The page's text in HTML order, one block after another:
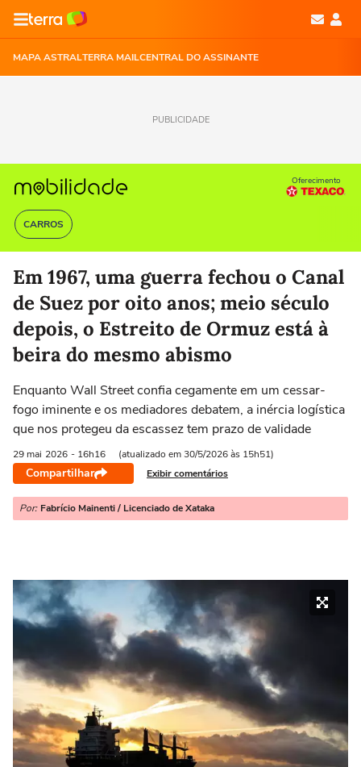
MAPA ASTRALTERRA MAILCENTRAL DO ASSINANTE
PUBLICIDADE
CARROS
Oferecimento
Em 1967, uma guerra fechou o Canal
de Suez por oito anos; meio século
depois, o Estreito de Ormuz está à
beira do mesmo abismo
Enquanto Wall Street confia cegamente em um cessar-
fogo iminente e os mediadores debatem, a inércia logística
que nos protegeu da escassez tem prazo de validade
29 mai 2026 - 16h16 (atualizado em 30/5/2026 às 15h51)
Compartilhar Exibir comentários
Por: Fabrício Mainenti / Licenciado de Xataka